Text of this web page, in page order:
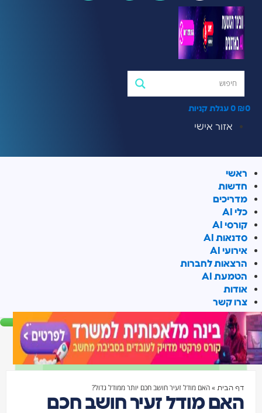
₪
0 עגלת קניות
אזור אישי
ראשי
חדשות
מדריכים
כלי AI
קורסי AI
סדנאות AI
אירועי AI
הרצאות לחברות
הטמעת AI
אודות
צרו קשר
דף הבית»האם מודל זעיר חושב חכם יותר ממודל גדול?
האם מודל זעיר חושב חכם